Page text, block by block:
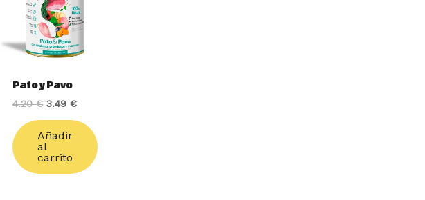
Pato y Pavo
4.20€
4.20 €.
3.49€
3.49 €.
Añadir
al
carrito